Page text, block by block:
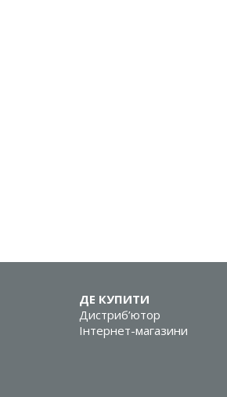
ДЕ КУПИТИ
Дистриб’ютор
Інтернет-магазини